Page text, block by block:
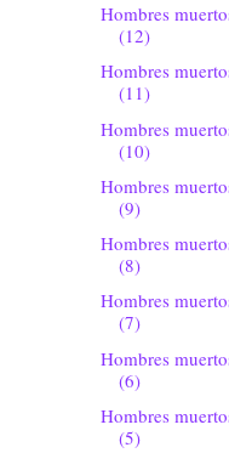
Hombres
(12)
Hombres
(11)
Hombres
(10)
Hombres
(9)
Hombres
(8)
Hombres
(7)
Hombres
(6)
Hombres
(5)